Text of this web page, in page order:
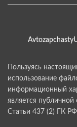
Пользуясь
использование
информационный
является
Статьи 437 (2) ГК РФ